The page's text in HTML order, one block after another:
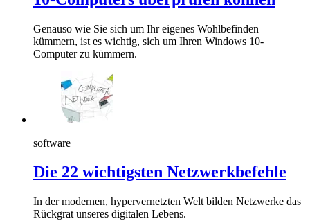
Genauso wie Sie sich um Ihr eigenes Wohlbefinden
kümmern, ist es wichtig, sich um Ihren Windows 10-
Computer zu kümmern.
software
Die 22 wichtigsten Netzwerkbefehle
In der modernen, hypervernetzten Welt bilden Netzwerke das
Rückgrat unseres digitalen Lebens.